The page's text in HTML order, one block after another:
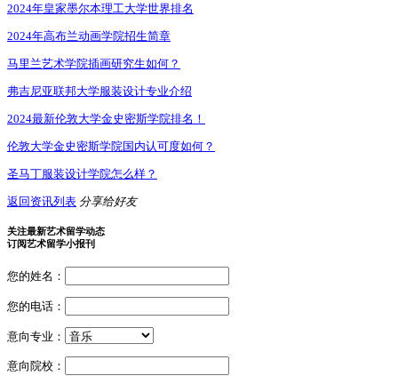
2024年皇家墨尔本理工大学世界排名
2024年高布兰动画学院招生简章
马里兰艺术学院插画研究生如何？
弗吉尼亚联邦大学服装设计专业介绍
2024最新伦敦大学金史密斯学院排名！
伦敦大学金史密斯学院国内认可度如何？
圣马丁服装设计学院怎么样？
返回资讯列表 分享给好友
关注最新艺术留学动态
订阅艺术留学小报刊
您的姓名：
您的电话：
意向专业：
意向院校：